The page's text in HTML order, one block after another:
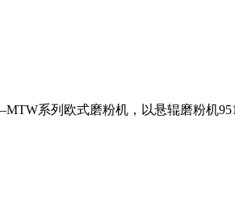
系列欧式磨粉机，以悬辊磨粉机